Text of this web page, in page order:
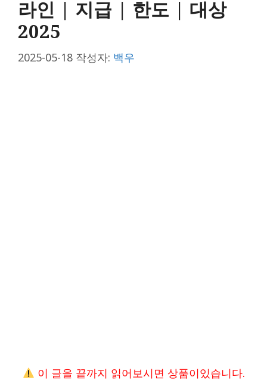
라인 | 지급 | 한도 | 대상
2025
2025-05-18 작성자: 백우
이 글을 끝까지 읽어보시면 상품이있습니다.